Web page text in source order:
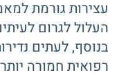
עצירות גורמת
העלול לגרום
בנוסף, לעתים
רפואית חמורה